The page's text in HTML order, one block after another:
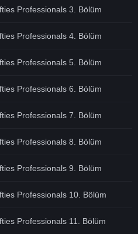
Professionals 3. Bölüm
Professionals 4. Bölüm
Professionals 5. Bölüm
Professionals 6. Bölüm
Professionals 7. Bölüm
Professionals 8. Bölüm
Professionals 9. Bölüm
Professionals 10. Bölüm
Professionals 11. Bölüm